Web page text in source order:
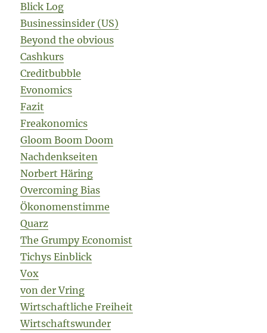
Blick Log
Businessinsider (US)
Beyond the obvious
Cashkurs
Creditbubble
Evonomics
Fazit
Freakonomics
Gloom Boom Doom
Nachdenkseiten
Norbert Häring
Overcoming Bias
Ökonomenstimme
Quarz
The Grumpy Economist
Tichys Einblick
Vox
von der Vring
Wirtschaftliche Freiheit
Wirtschaftswunder